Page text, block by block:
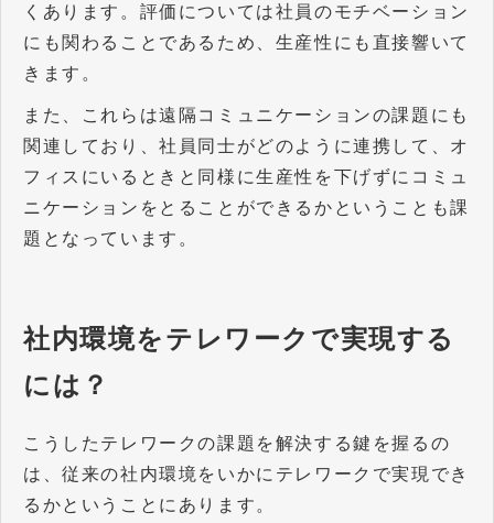
くあります。評価については社員のモチベーション
にも関わることであるため、生産性にも直接響いて
きます。
また、これらは遠隔コミュニケーションの課題にも
関連しており、社員同士がどのように連携して、オ
フィスにいるときと同様に生産性を下げずにコミュ
ニケーションをとることができるかということも課
題となっています。
社内環境をテレワークで実現する
には？
こうしたテレワークの課題を解決する鍵を握るの
は、従来の社内環境をいかにテレワークで実現でき
るかということにあります。